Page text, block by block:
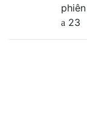
23